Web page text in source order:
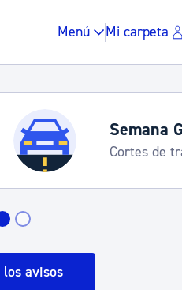
Menú Mi carpeta
Semana
Cortes de
avisos